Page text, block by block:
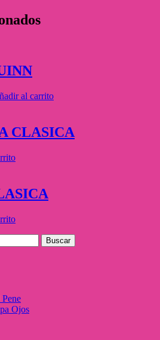
al carrito
CLASICA
Ojos